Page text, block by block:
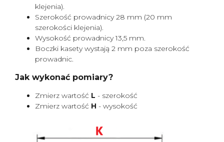
klejenia).
Szerokość prowadnicy 28 mm (20 mm
szerokości klejenia).
Wysokość prowadnicy 13,5 mm.
Boczki kasety wystają 2 mm poza szerokość
prowadnic.
Jak wykonać pomiary?
Zmierz wartość L - szerokość
Zmierz wartość H - wysokość